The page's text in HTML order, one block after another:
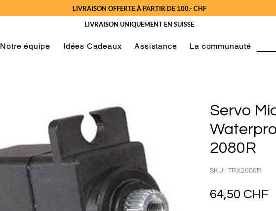
LIVRAISON OFFERTE À PARTIR DE 100.- CHF
LIVRAISON UNIQUEMENT EN SUISSE
Notre équipe Idées Cadeaux Assistance La communauté
Servo
2080R
SKU : TRX2080R
64,50 CHF